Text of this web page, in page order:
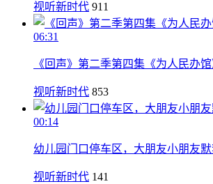
视听新时代 911
06:31
《回声》第二季第四集《为人民办馆
视听新时代 853
00:14
幼儿园门口停车区，大朋友小朋友
视听新时代 141